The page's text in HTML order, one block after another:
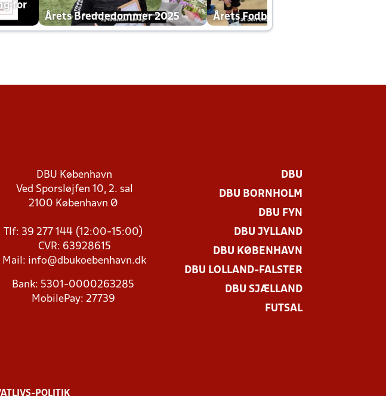
for
Årets Breddedommer 2025 Årets Fodboldklub 2025 mp4
DBU København
Ved Sporsløjfen 10, 2. sal
2100 København Ø
Tlf: 39 277 144 (12:00-15:00)
CVR: 63928615
Mail: info@dbukoebenhavn.dk
Bank: 5301-0000263285
MobilePay: 27739
DBU
DBU BORNHOLM
DBU FYN
DBU JYLLAND
DBU KØBENHAVN
DBU LOLLAND-FALSTER
DBU SJÆLLAND
FUTSAL
POLITIK